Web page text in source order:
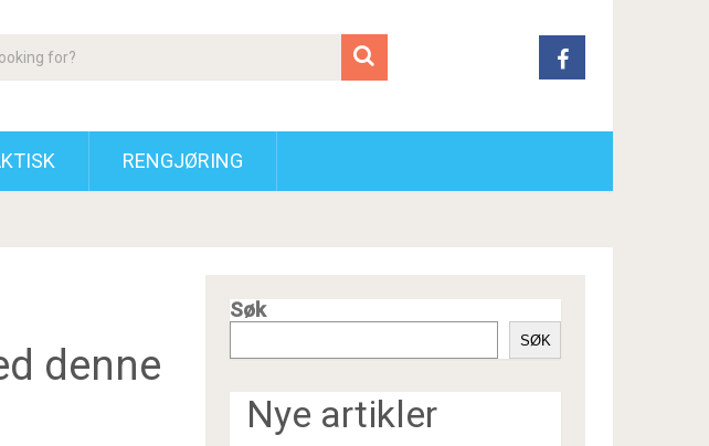
RENGJØRING
denne
Søk
SØK
Nye artikler